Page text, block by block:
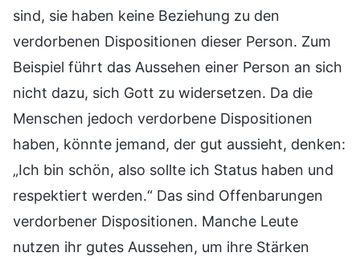
sind, sie haben keine Beziehung zu den
verdorbenen Dispositionen dieser Person. Zum
Beispiel führt das Aussehen einer Person an sich
nicht dazu, sich Gott zu widersetzen. Da die
Menschen jedoch verdorbene Dispositionen
haben, könnte jemand, der gut aussieht, denken:
„Ich bin schön, also sollte ich Status haben und
respektiert werden.“ Das sind Offenbarungen
verdorbener Dispositionen. Manche Leute
nutzen ihr gutes Aussehen, um ihre Stärken